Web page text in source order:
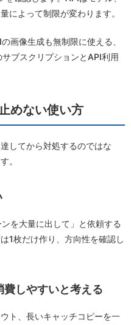
によって制限が変わります。
画像生成も無制限に使える、
ブスクリプションとAPI利用
めない使い方
してから対処するのではな
。
を大量に出して」と依頼する
1枚だけ作り、方向性を確認し
費しやすいと考える
ト、長いキャッチコピーを一